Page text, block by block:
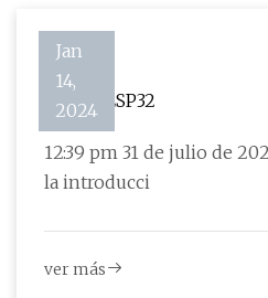
Jan
14,
2024
EsPiFF ESP32
12:39 pm 31 de julio de
la introducci
ver más